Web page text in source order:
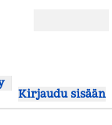
Kirjaudu sisään